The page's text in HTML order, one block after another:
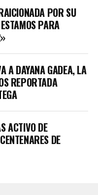
POR SU
PARA
A DAYANA GADEA, LA
REPORTADA
ACTIVO DE
DE